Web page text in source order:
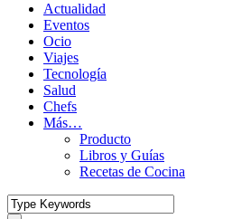
Actualidad
Eventos
Ocio
Viajes
Tecnología
Salud
Chefs
Más…
Producto
Libros y Guías
Recetas de Cocina